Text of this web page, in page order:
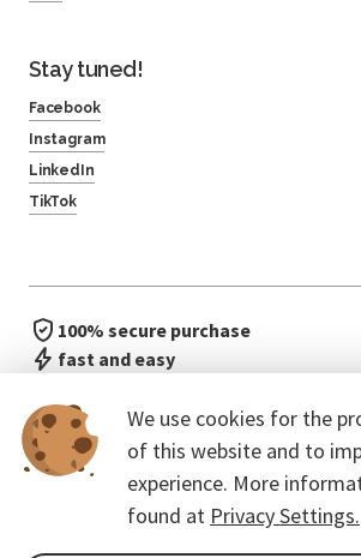
We use cookies for the
of this website and to
experience. More
found at Privacy Settings.
Stay tuned!
Facebook
Instagram
LinkedIn
TikTok
100% secure purchase
fast and easy